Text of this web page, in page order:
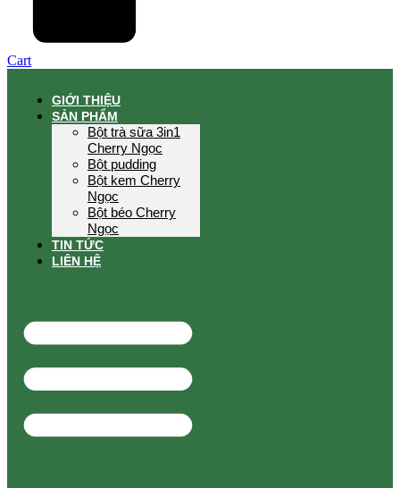
Cart
GIỚI THIỆU
SẢN PHẨM
Bột trà sữa 3in1
Cherry Ngọc
Bột pudding
Bột kem Cherry
Ngọc
Bột béo Cherry
Ngọc
TIN TỨC
LIÊN HỆ